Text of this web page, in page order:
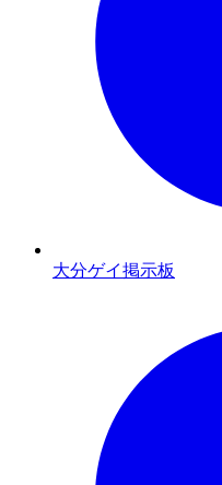
大分ゲイ掲示板